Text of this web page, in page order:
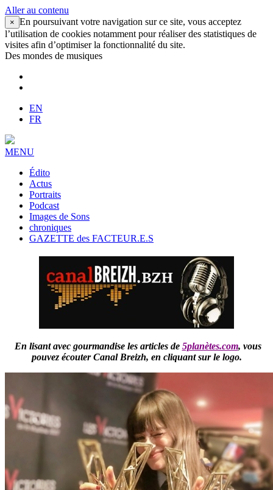
Aller au contenu
× En poursuivant votre navigation sur ce site, vous acceptez
l’utilisation de cookies notamment pour réaliser des statistiques de
visites afin d’optimiser la fonctionnalité du site.
Des mondes de musiques
EN
FR
MENU
Édito
Actus
Portraits
Podcast
Images de Sons
chroniques
GAZETTE des FACTEUR.E.S
En lisant avec gourmandise les articles de 5planètes.com, vous
pouvez écouter Canal Breizh, en cliquant sur le logo.